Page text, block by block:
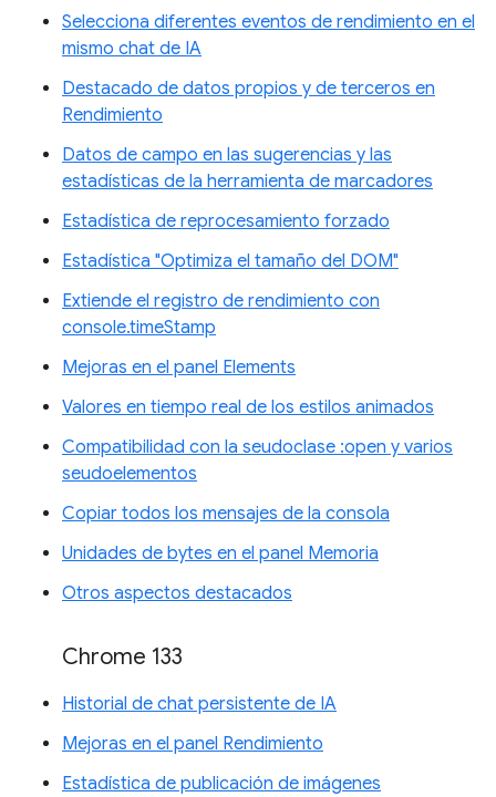
Selecciona diferentes eventos de rendimiento en el
mismo chat de IA
Destacado de datos propios y de terceros en
Rendimiento
Datos de campo en las sugerencias y las
estadísticas de la herramienta de marcadores
Estadística de reprocesamiento forzado
Estadística "Optimiza el tamaño del DOM"
Extiende el registro de rendimiento con
console.timeStamp
Mejoras en el panel Elements
Valores en tiempo real de los estilos animados
Compatibilidad con la seudoclase :open y varios
seudoelementos
Copiar todos los mensajes de la consola
Unidades de bytes en el panel Memoria
Otros aspectos destacados
Chrome 133
Historial de chat persistente de IA
Mejoras en el panel Rendimiento
Estadística de publicación de imágenes